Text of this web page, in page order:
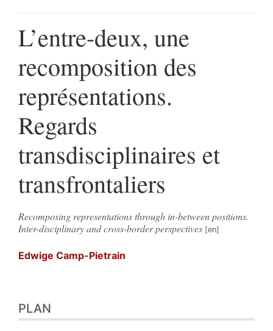
L’entre-deux, une
recomposition des
représentations.
Regards
transdisciplinaires et
transfrontaliers
Recomposing representations through in-between positions.
Inter-disciplinary and cross-border perspectives
Edwige Camp-Pietrain
Texte
Bibliographie
PLAN